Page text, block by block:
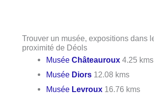
Trouver un musée, expositions dans
proximité de Déols
MuséeChâteauroux 4.25 kms
Musée Diors 12.08 kms
Musée Levroux 16.76 kms